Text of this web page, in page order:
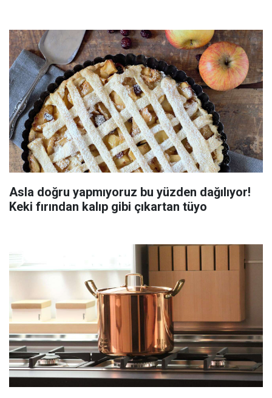
Asla doğru yapmıyoruz bu yüzden dağılıyor!
Keki fırından kalıp gibi çıkartan tüyo